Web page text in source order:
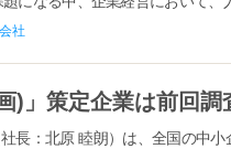
社
長：北原 睦朗）は、全国の中小